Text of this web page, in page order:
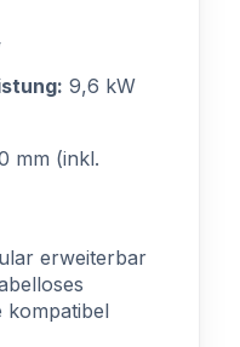
9,6 kW
mm (inkl.
erweiterbar
kompatibel